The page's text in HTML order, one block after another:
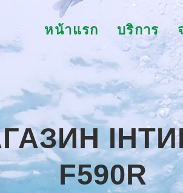
หน้าแรก บริการ
F590R